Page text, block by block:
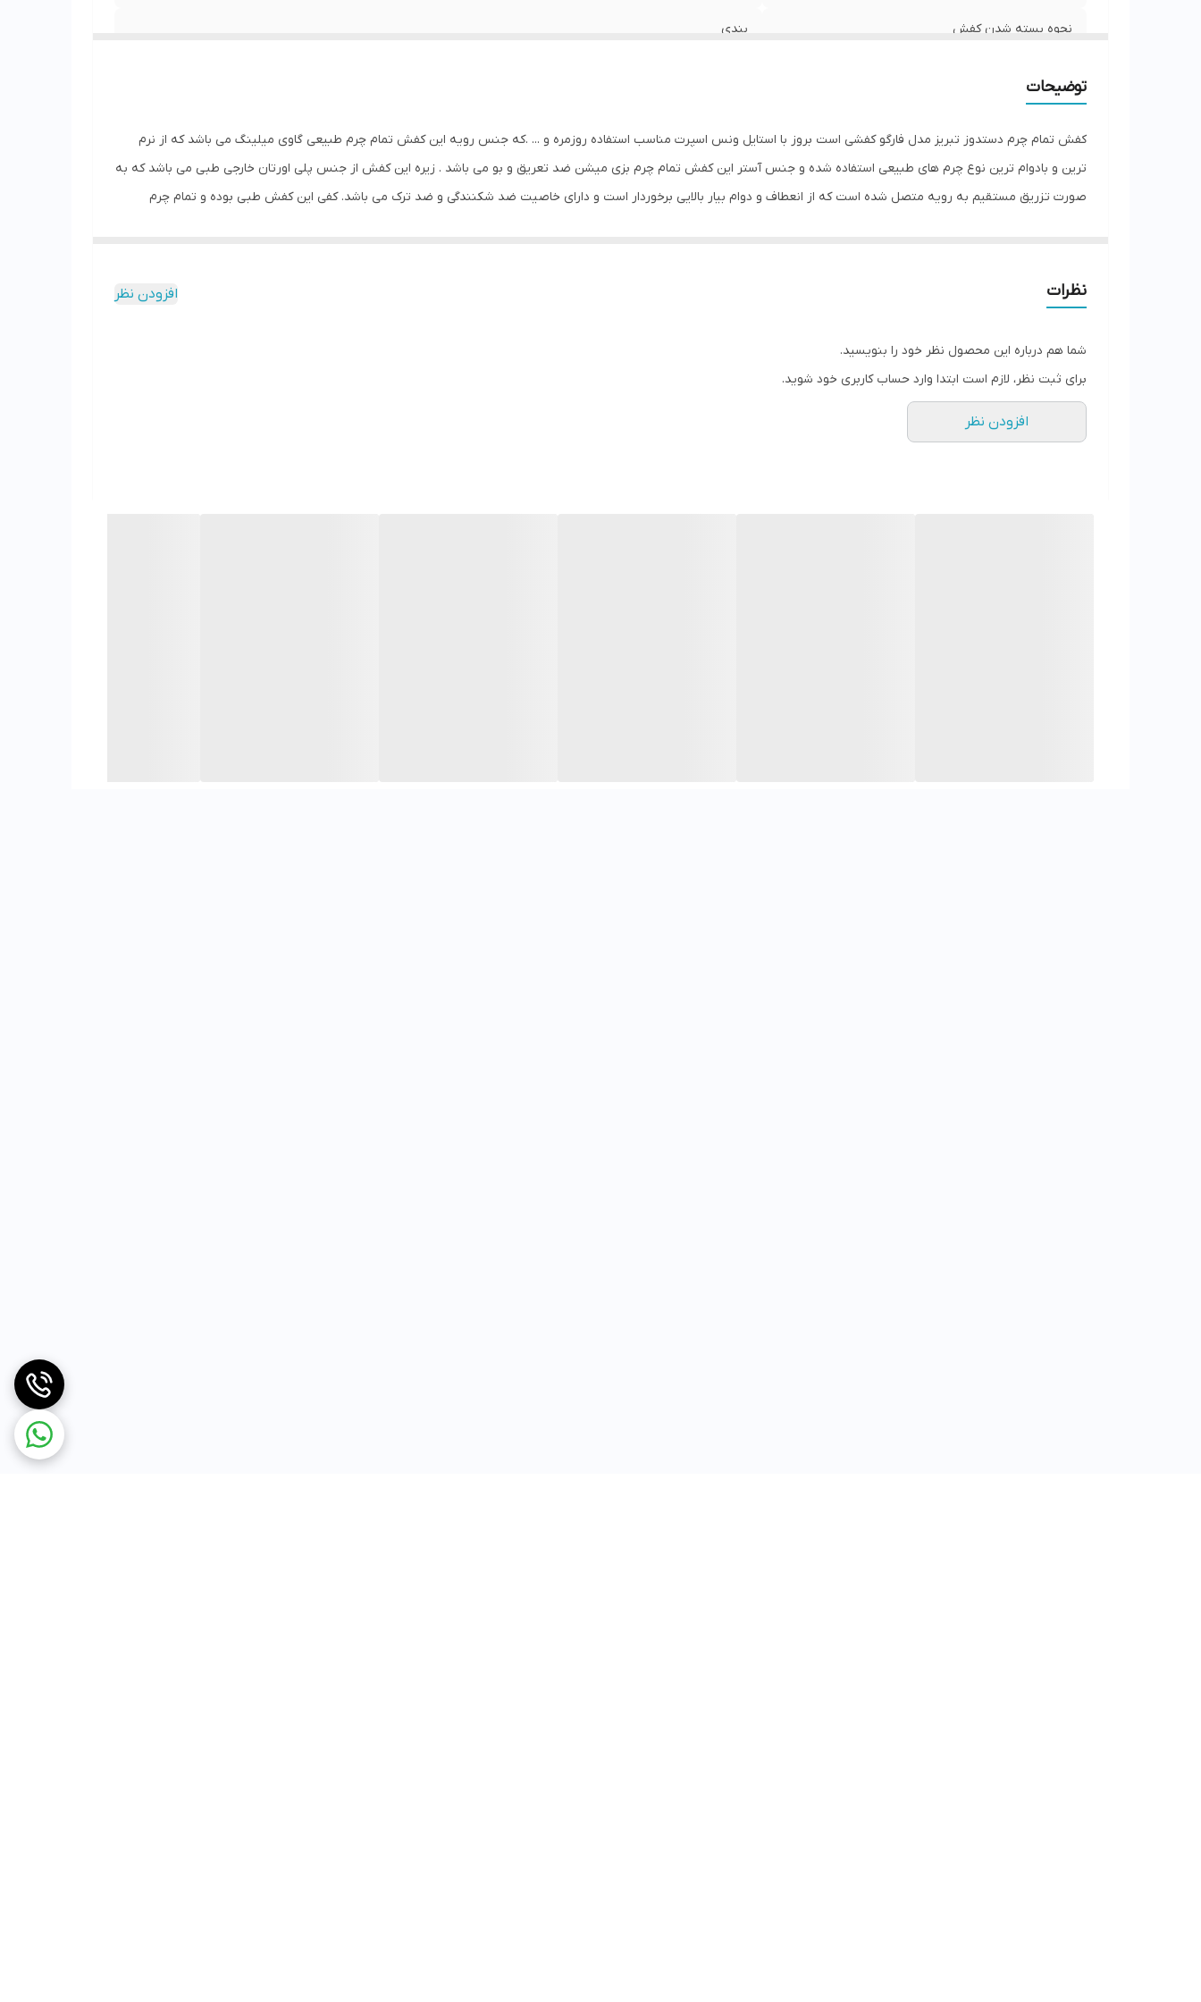
نحوه بسته شدن کفش بندی
و کتان و پارچه ای . ترکیب رنگ این کفش رنگ جذاب عسلی و سفید می باشد
نگهداری واکس و براق کننده و دستمال
توضیحات
کفش تمام چرم دستدوز تبریز مدل فارگو کفشی است بروز با استایل ونس اسپرت مناسب استفاده روزمره و ... .که جنس رویه این کفش تمام چرم طبیعی گاوی میلینگ می باشد که از نرم
ترین و بادوام ترین نوع چرم های طبیعی استفاده شده و جنس آستر این کفش تمام چرم بزی میشن ضد تعریق و بو می باشد . زیره این کفش از جنس پلی اورتان خارجی طبی می باشد که به
صورت تزریق مستقیم به رویه متصل شده است که از انعطاف و دوام بیار بالایی برخوردار است و دارای خاصیت ضد شکنندگی و ضد ترک می باشد. کفی این کفش طبی بوده و تمام چرم
نظرات افزودن نظر
شما هم درباره این محصول نظر خود را بنویسید.
برای ثبت نظر، لازم است ابتدا وارد حساب کاربری خود شوید.
افزودن نظر